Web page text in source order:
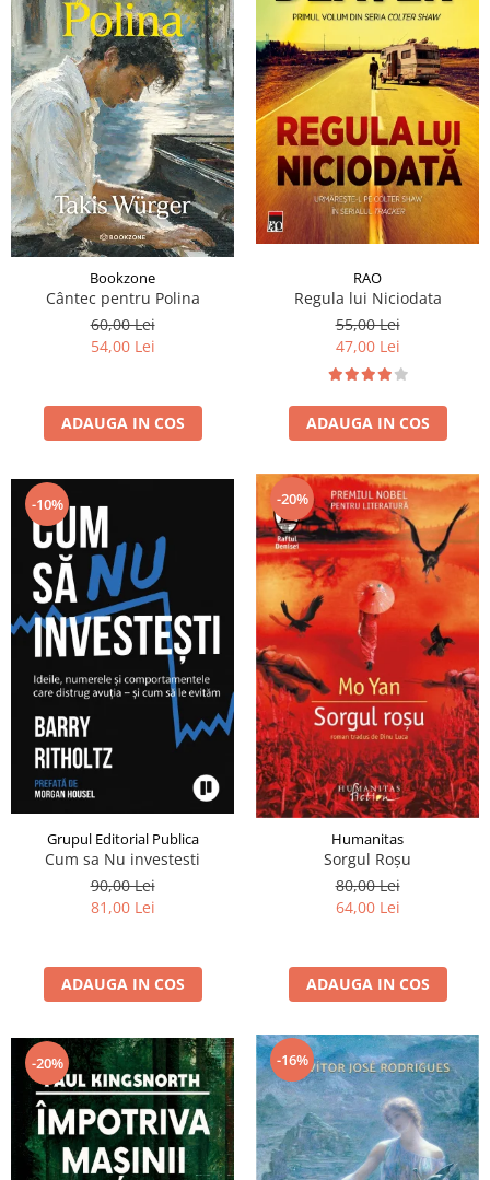
Bookzone
Cântec pentru Polina
60,00 Lei
54,00 Lei
ADAUGA IN COS
RAO
Regula lui Niciodata
55,00 Lei
47,00 Lei
ADAUGA IN COS
-10%
Grupul Editorial Publica
Cum sa Nu investesti
90,00 Lei
81,00 Lei
ADAUGA IN COS
-20%
Humanitas
Sorgul Roșu
80,00 Lei
64,00 Lei
ADAUGA IN COS
-20% -16%